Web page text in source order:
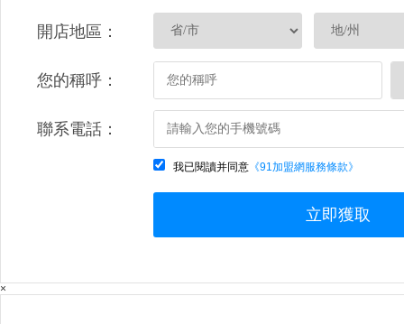
開店地區：
您的稱呼：
聯系電話：
我已閱讀并同意 《91加盟網服務條款》
立即獲取
×